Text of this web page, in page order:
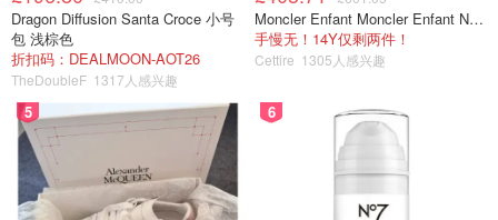
Dragon Diffusion Santa Croce 小号
包 浅棕色
折扣码：DEALMOON-AOT26
TheDoubleF 1317人感兴趣
Moncler Enfant Moncler Enfant New Aubert 连帽羽绒服
手慢无！14Y仅剩两件！
Cettire 1305人感兴趣
5 6